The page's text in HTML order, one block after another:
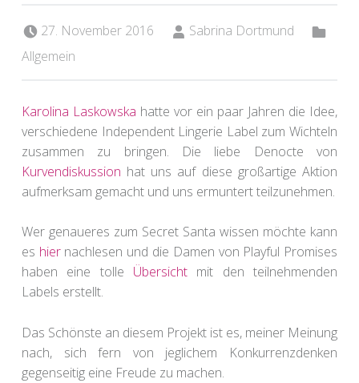
27. November 2016 Sabrina Dortmund
Allgemein
Karolina Laskowska hatte vor ein paar Jahren die Idee,
verschiedene Independent Lingerie Label zum Wichteln
zusammen zu bringen. Die liebe Denocte von
Kurvendiskussion hat uns auf diese großartige Aktion
aufmerksam gemacht und uns ermuntert teilzunehmen.
Wer genaueres zum Secret Santa wissen möchte kann
es hiernachlesen und die Damen von Playful Promises
haben eine tolle Übersicht mit den teilnehmenden
Labels erstellt.
Das Schönste an diesem Projekt ist es, meiner Meinung
nach, sich fern von jeglichem Konkurrenzdenken
gegenseitig eine Freude zu machen.